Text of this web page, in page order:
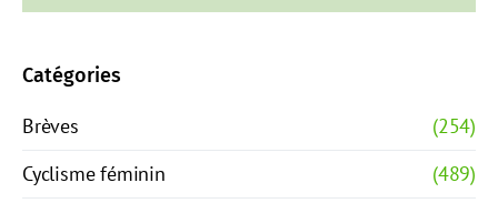
Catégories
Brèves
(254)
Cyclisme féminin
(489)